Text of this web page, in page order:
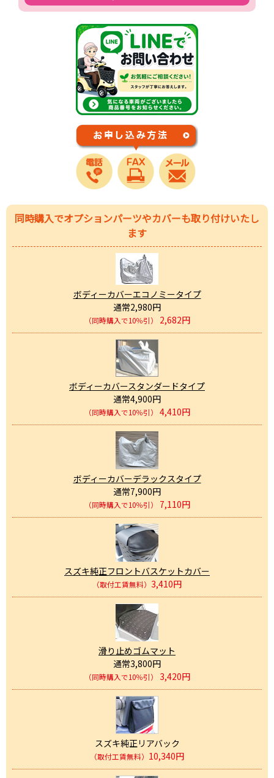
同時購入でオプションパーツやカバーも取り付けいたし
ます
ボディーカバーエコノミータイプ
通常2,980円
（同時購入で10％引） 2,682円
ボディーカバースタンダードタイプ
通常4,900円
（同時購入で10％引） 4,410円
ボディーカバーデラックスタイプ
通常7,900円
（同時購入で10％引） 7,110円
スズキ純正フロントバスケットカバー
（取付工賃無料） 3,410円
滑り止めゴムマット
通常3,800円
（同時購入で10％引） 3,420円
スズキ純正リアバック
（取付工賃無料） 10,340円